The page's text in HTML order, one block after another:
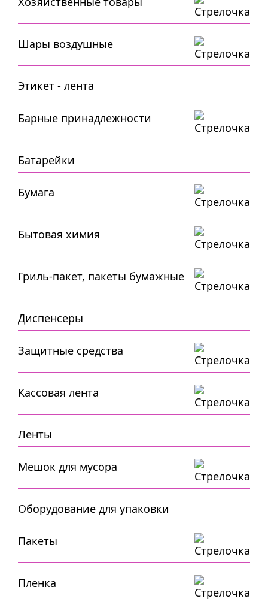
Шары воздушные
Этикет - лента
Барные принадлежности
Батарейки
Бумага
Бытовая химия
Гриль-пакет, пакеты бумажные
Диспенсеры
Защитные средства
Кассовая лента
Ленты
Мешок для мусора
Оборудование для упаковки
Пакеты
Пленка